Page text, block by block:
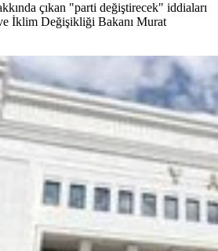
çıkan "parti değiştirecek" iddiaları
İklim Değişikliği Bakanı Murat